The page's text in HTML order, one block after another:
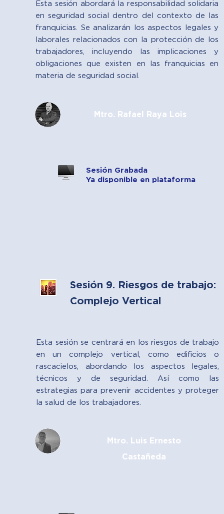
Esta sesión abordará la responsabilidad solidaria
en seguridad social dentro del contexto de las
franquicias. Se analizarán los aspectos legales y
laborales relacionados con la protección de los
trabajadores, incluyendo las implicaciones y
obligaciones que existen en las franquicias en
materia de seguridad social.
Mtro. Rafael Raya Lois
Sesión Grabada
Ya disponible en plataforma
Sesión 9. Riesgos de trabajo:
Complejo Vertical
Esta sesión se centrará en los riesgos de trabajo
en un complejo vertical, como edificios o
rascacielos, abordando los aspectos legales,
técnicos y de seguridad. Así como las
estrategias para prevenir accidentes y proteger
la salud de los trabajadores.
Mtro. Luis Ernesto
Castañeda